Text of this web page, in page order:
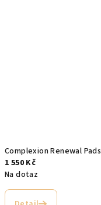
Complexion Renewal Pads
1 550 Kč
Na dotaz